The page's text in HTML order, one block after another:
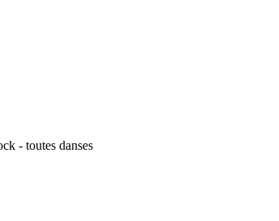
- toutes danses